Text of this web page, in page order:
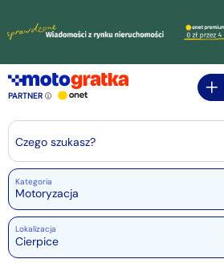
PARTNER
Czego szukasz?
Kategoria
Motoryzacja
Lokalizacja